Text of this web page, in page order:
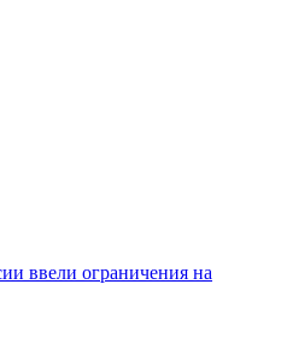
ввели ограничения на